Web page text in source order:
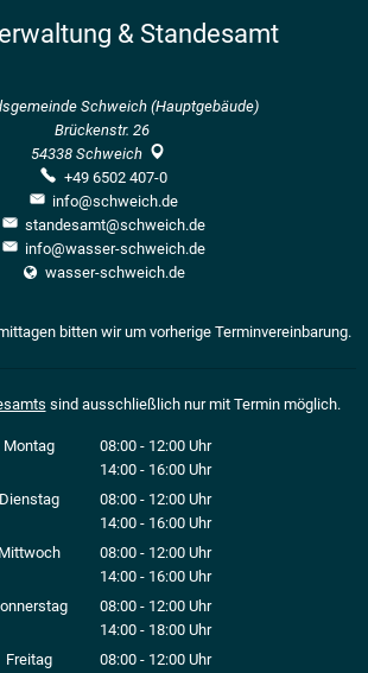
& Standesamt
Schweich (Hauptgebäude)
Brückenstr. 26
54338 Schweich
+49 6502 407-0
info@schweich.de
standesamt@schweich.de
info@wasser-schweich.de
wasser-schweich.de
bitten wir um vorherige Terminvereinbarung.
sind ausschließlich nur mit Termin möglich.
Montag 08:00 - 12:00 Uhr
Von 08:00 bis 12:00 Uhr
14:00 - 16:00 Uhr
Von 14:00 bis 16:00 Uhr
Dienstag 08:00 - 12:00 Uhr
Von 08:00 bis 12:00 Uhr
14:00 - 16:00 Uhr
Von 14:00 bis 16:00 Uhr
Mittwoch 08:00 - 12:00 Uhr
Von 08:00 bis 12:00 Uhr
14:00 - 16:00 Uhr
Von 14:00 bis 16:00 Uhr
08:00 - 12:00 Uhr
Von 08:00 bis 12:00 Uhr
14:00 - 18:00 Uhr
Von 14:00 bis 18:00 Uhr
Freitag 08:00 - 12:00 Uhr